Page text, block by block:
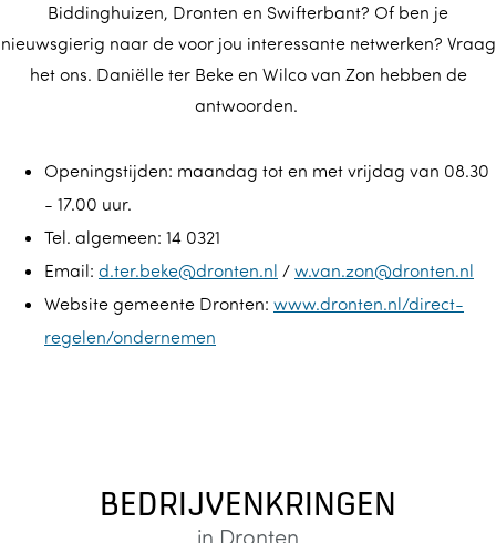
Biddinghuizen, Dronten en Swifterbant? Of ben je
nieuwsgierig naar de voor jou interessante netwerken? Vraag
het ons. Daniëlle ter Beke en Wilco van Zon hebben de
antwoorden.
Openingstijden: maandag tot en met vrijdag van 08.30
- 17.00 uur.
Tel. algemeen: 14 0321
Email: d.ter.beke@dronten.nl / w.van.zon@dronten.nl
Website gemeente Dronten: www.dronten.nl/direct-
regelen/ondernemen
BEDRIJVENKRINGEN
in Dronten